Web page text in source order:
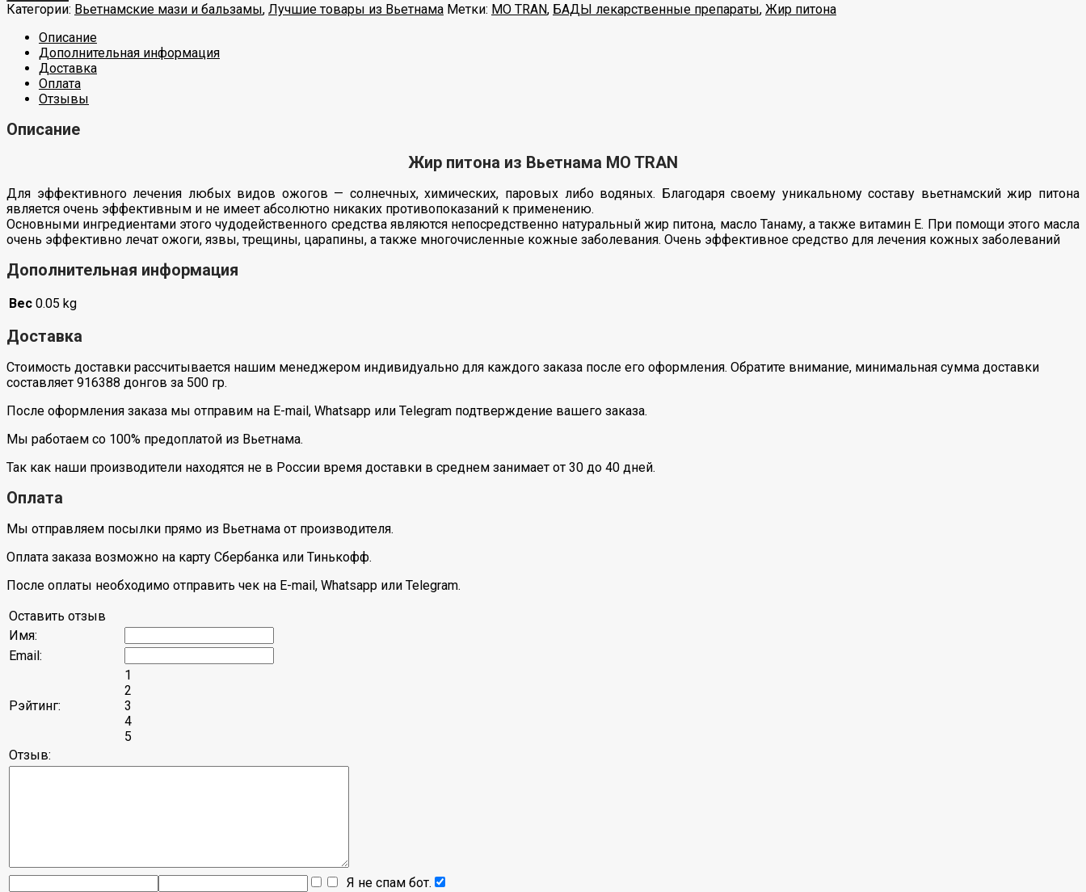
Категории: Вьетнамские мази и бальзамы, Лучшие товары из Вьетнама Метки: MO TRAN, БАДЫ лекарственные препараты, Жир питона
Описание
Дополнительная информация
Доставка
Оплата
Отзывы
Описание
Жир питона из Вьетнама MO TRAN
Для эффективного лечения любых видов ожогов — солнечных, химических, паровых либо водяных. Благодаря своему уникальному составу вьетнамский жир питона
является очень эффективным и не имеет абсолютно никаких противопоказаний к применению.
Основными ингредиентами этого чудодейственного средства являются непосредственно натуральный жир питона, масло Танаму, а также витамин Е. При помощи этого масла
очень эффективно лечат ожоги, язвы, трещины, царапины, а также многочисленные кожные заболевания. Очень эффективное средство для лечения кожных заболеваний
Дополнительная информация
Вес 0.05 kg
Доставка
Стоимость доставки рассчитывается нашим менеджером индивидуально для каждого заказа после его оформления. Обратите внимание, минимальная сумма доставки
составляет 916388 донгов за 500 гр.
После оформления заказа мы отправим на E-mail, Whatsapp или Telegram подтверждение вашего заказа.
Мы работаем со 100% предоплатой из Вьетнама.
Так как наши производители находятся не в России время доставки в среднем занимает от 30 до 40 дней.
Оплата
Мы отправляем посылки прямо из Вьетнама от производителя.
Оплата заказа возможно на карту Сбербанка или Тинькофф.
После оплаты необходимо отправить чек на E-mail, Whatsapp или Telegram.
Оставить отзыв
Имя:
Email:
Рэйтинг:
1
2
3
4
5
Отзыв:
Я не спам бот.